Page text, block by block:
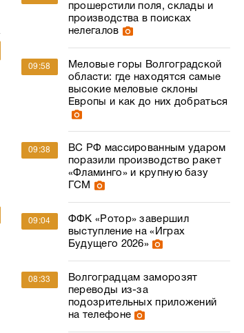
прошерстили поля, склады и
производства в поисках
нелегалов
09:58
Меловые горы Волгоградской
области: где находятся самые
высокие меловые склоны
Европы и как до них добраться
09:38
ВС РФ массированным ударом
поразили производство ракет
«Фламинго» и крупную базу
ГСМ
09:04
ФФК «Ротор» завершил
выступление на «Играх
Будущего 2026»
08:33
Волгоградцам заморозят
переводы из-за
подозрительных приложений
на телефоне